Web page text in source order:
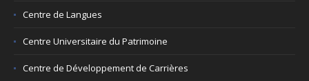
Centre de Langues
Centre Universitaire du Patrimoine
Centre de Développement de Carrières